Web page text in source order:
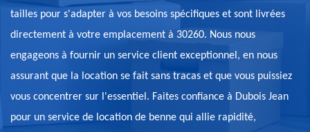
tailles pour s'adapter à vos besoins spécifiques et sont livrées
directement à votre emplacement à 30260. Nous nous
engageons à fournir un service client exceptionnel, en nous
assurant que la location se fait sans tracas et que vous puissiez
vous concentrer sur l'essentiel. Faites confiance à Dubois Jean
pour un service de location de benne qui allie rapidité,